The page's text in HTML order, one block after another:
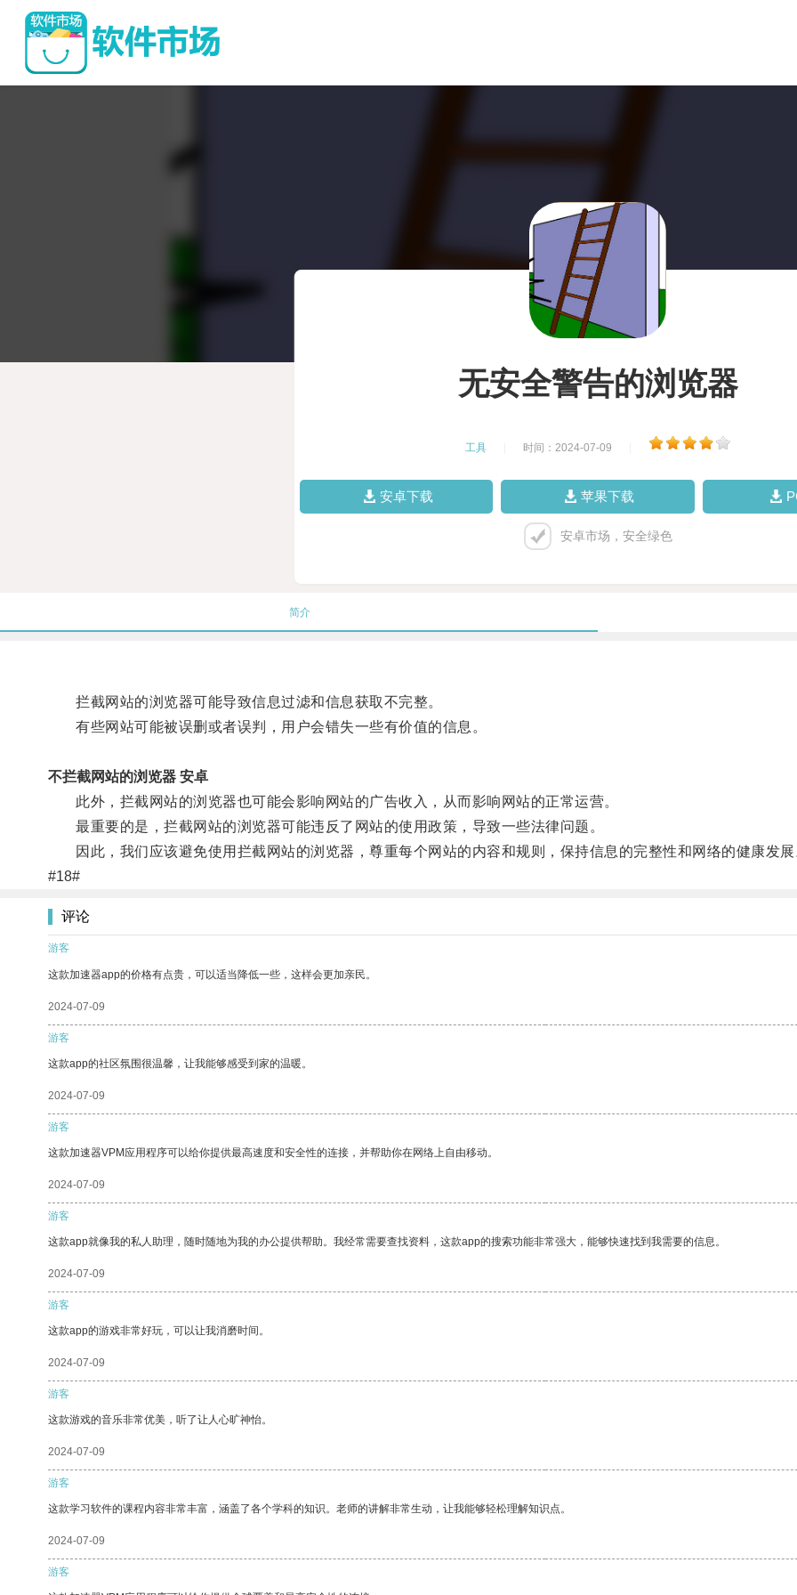
无安全警告的浏览器
工具 时间：2024-07-09
安卓下载 苹果下载
安卓市场，安全绿色
简介
拦截网站的浏览器可能导致信息过滤和信息获取不完整。
有些网站可能被误删或者误判，用户会错失一些有价值的信息。
不拦截网站的浏览器 安卓
此外，拦截网站的浏览器也可能会影响网站的广告收入，从而影响网站的正常运营。
最重要的是，拦截网站的浏览器可能违反了网站的使用政策，导致一些法律问题。
因此，我们应该避免使用拦截网站的浏览器，尊重每个网站的内容和规则，保持信息的完整性和网络的健康发展
#18#
评论
游客
这款加速器app的价格有点贵，可以适当降低一些，这样会更加亲民。
2024-07-09
游客
这款app的社区氛围很温馨，让我能够感受到家的温暖。
2024-07-09
游客
这款加速器VPM应用程序可以给你提供最高速度和安全性的连接，并帮助你在网络上自由移动。
2024-07-09
游客
这款app就像我的私人助理，随时随地为我的办公提供帮助。我经常需要查找资料，这款app的搜索功能非常强大，能够快速找到我需要的信息。
2024-07-09
游客
这款app的游戏非常好玩，可以让我消磨时间。
2024-07-09
游客
这款游戏的音乐非常优美，听了让人心旷神怡。
2024-07-09
游客
这款学习软件的课程内容非常丰富，涵盖了各个学科的知识。老师的讲解非常生动，让我能够轻松理解知识点。
2024-07-09
游客